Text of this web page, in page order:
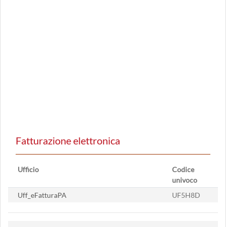
Fatturazione elettronica
Ufficio
Codice
univoco
Uff_eFatturaPA
UF5H8D